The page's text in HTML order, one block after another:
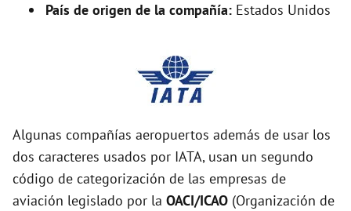
País de origen de la compañía: Estados Unidos
Algunas compañías aeropuertos además de usar los
dos caracteres usados por IATA, usan un segundo
código de categorización de las empresas de
aviación legislado por la OACI/ICAO (Organización de